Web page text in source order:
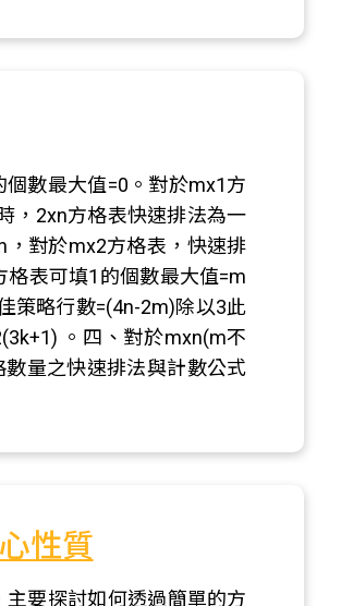
數最大值=0。對於mx1方
，2xn方格表快速排法為一
對於mx2方格表，快速排
表可填1的個數最大值=m
策略行數=(4n-2m)除以3此
。四、對於mxn(m不
量之快速排法與計數公式
性質
要探討如何透過簡單的方